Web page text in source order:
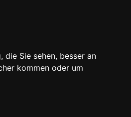
die Sie sehen, besser an
kommen oder um